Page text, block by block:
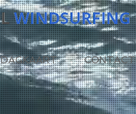
DAGKAART CONTACT